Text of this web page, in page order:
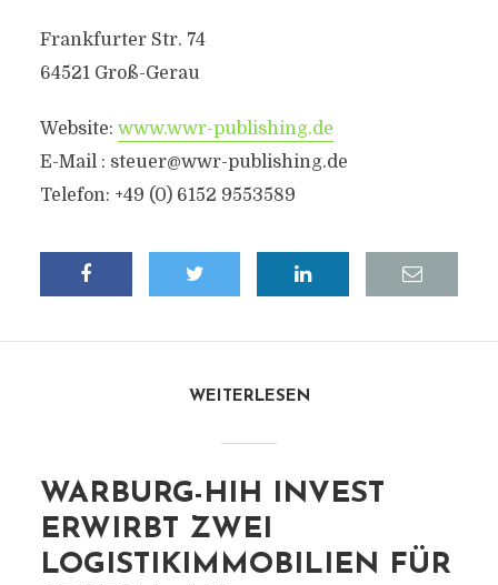
Frankfurter Str. 74
64521 Groß-Gerau
Website: www.wwr-publishing.de
E-Mail : steuer@wwr-publishing.de
Telefon: +49 (0) 6152 9553589
WEITERLESEN
WARBURG-HIH INVEST
ERWIRBT ZWEI
LOGISTIKIMMOBILIEN FÜR